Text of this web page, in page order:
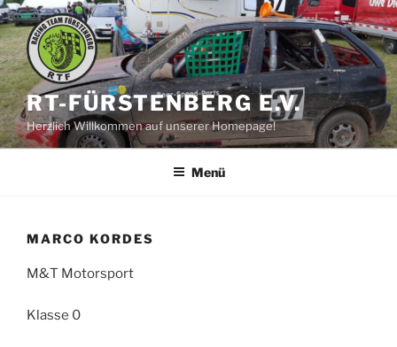
Zum
Inhalt
springen
RT-FÜRSTENBERG E.V.
Herzlich Willkommen auf unserer Homepage!
Menü
MARCO KORDES
M&T Motorsport
Klasse 0